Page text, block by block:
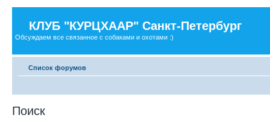
КЛУБ "КУРЦХААР" Санкт-Петербург
Обсуждаем все связанное с собаками и охотами :)
Список форумов
Поиск